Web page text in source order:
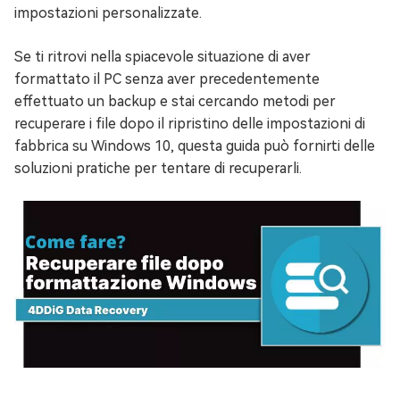
impostazioni personalizzate.
Se ti ritrovi nella spiacevole situazione di aver
formattato il PC senza aver precedentemente
effettuato un backup e stai cercando metodi per
recuperare i file dopo il ripristino delle impostazioni di
fabbrica su Windows 10, questa guida può fornirti delle
soluzioni pratiche per tentare di recuperarli.